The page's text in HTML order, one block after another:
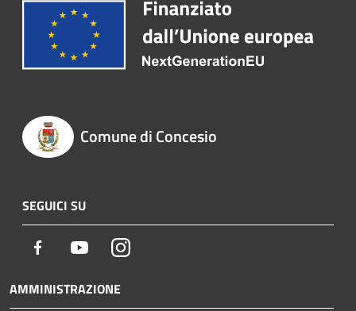
Comune di Concesio
SEGUICI SU
Facebook YoutubeInstagram
AMMINISTRAZIONE